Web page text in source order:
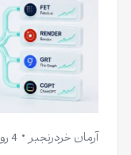
آرمان خردرنجبر 4 روز پیش